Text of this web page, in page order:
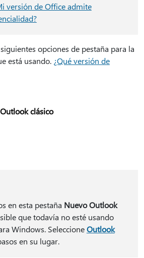
versión de Office admite
opciones de pestaña para la
está usando. ¿Qué versión de
Outlook clásico
en esta pestaña Nuevo Outlook
que todavía no esté usando
Windows. SeleccioneOutlook
en su lugar.